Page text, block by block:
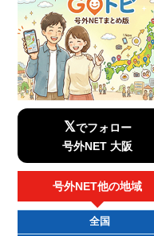
𝕏でフォロー
号外NET 大阪
号外NET他の地域
全国